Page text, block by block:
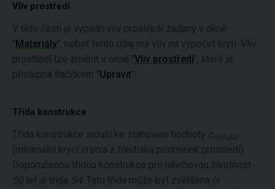
Vliv prostředí
V této části je vypsán vliv prostředí zadaný v okně
"Materiály", neboť tento údaj má vliv na výpočet krytí. Vliv
prostředí lze změnit v okně "Vliv prostředí", které je
přístupná tlačítkem "Upravit".
Třída konstrukce
Třída konstrukce slouží ke stanovení hodnoty cmin,dur
(minimální krycí vrstva z hlediska podmínek prostředí).
Doporučenou třídou konstrukce pro návrhovou životnost
50let je třída S4 . Tato třída může být zvětšena či